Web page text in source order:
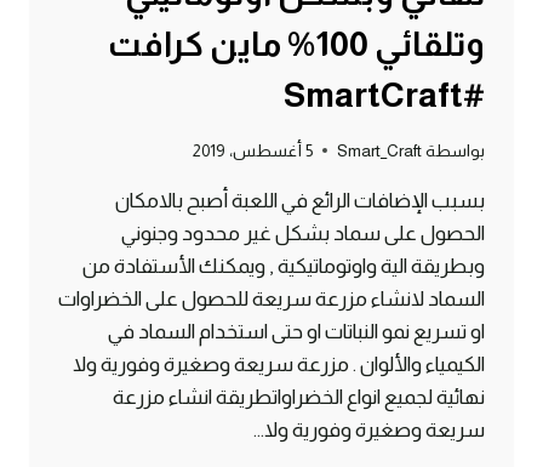
وتلقائي 100% ماين كرافت
#SmartCraft
بواسطة Smart_Craft 5 أغسطس، 2019
بسبب الإضافات الرائع في اللعبة أصبح بالامكان
الحصول على سماد بشكل غير محدود وجنوني
وبطريقة الية واوتوماتيكية , ويمكنك الأستفادة من
السماد لانشاء مزرعة سريعة للحصول على الخضراوات
او تسريع نمو النباتات او حتى استخدام السماد في
الكيمياء والألوان . مزرعة سريعة وصغيرة وفورية ولا
نهائية لجميع انواع الخضراواتطريقة انشاء مزرعة
سريعة وصغيرة وفورية ولا…